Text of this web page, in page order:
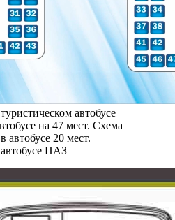
автобусе
на 47 мест. Схема
автобусе 20 мест.
ПАЗ